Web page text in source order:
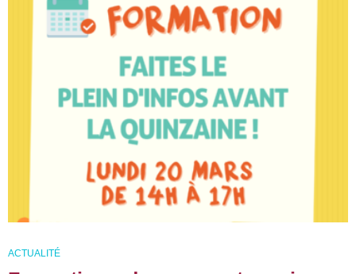
ACTUALITÉ